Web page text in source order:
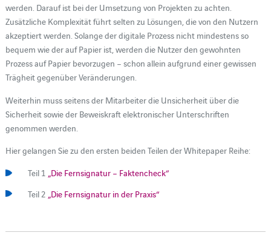
werden. Darauf ist bei der Umsetzung von Projekten zu achten.
Zusätzliche Komplexität führt selten zu Lösungen, die von den Nutzern
akzeptiert werden. Solange der digitale Prozess nicht mindestens so
bequem wie der auf Papier ist, werden die Nutzer den gewohnten
Prozess auf Papier bevorzugen – schon allein aufgrund einer gewissen
Trägheit gegenüber Veränderungen.
Weiterhin muss seitens der Mitarbeiter die Unsicherheit über die
Sicherheit sowie der Beweiskraft elektronischer Unterschriften
genommen werden.
Hier gelangen Sie zu den ersten beiden Teilen der Whitepaper Reihe:
Teil 1 „Die Fernsignatur – Faktencheck“
Teil 2 „Die Fernsignatur in der Praxis“